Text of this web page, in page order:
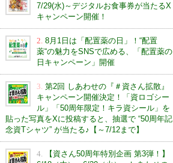
7/29(水)～デジタルお食事券が当たるX
キャンペーン開催！
2. 8月1日は「配置薬の日」！“配置
薬“の魅力をSNSで広める、「配置薬の
日キャンペーン」開催
3. 第2回 しあわせの『＃資さん拡散』
キャンペーン開催決定！「資ロゴシー
ル」「50周年限定！キラ資シール」を
貼った写真をXに投稿すると、抽選で “50周年記
念資Tシャツ” が当たる♪【～7/12まで】
4.
【資さん50周年特別企画 第3弾！】